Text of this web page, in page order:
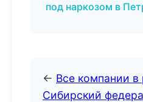
под наркозом в
← Все компании в
Сибирский